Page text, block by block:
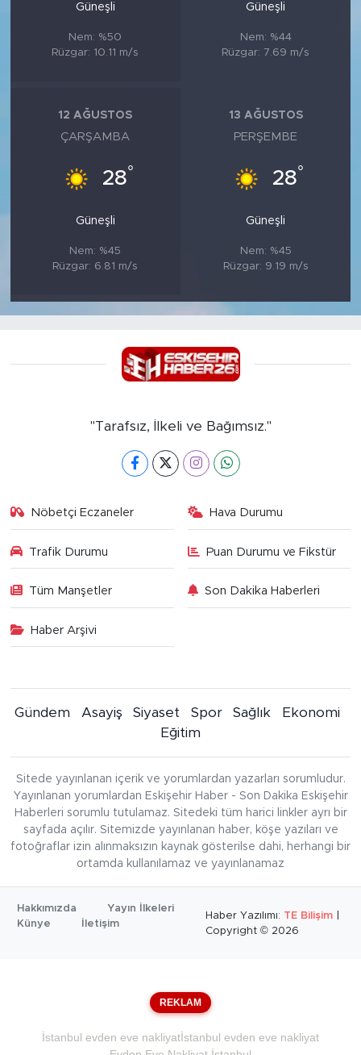
Güneşli
Nem: %50
Rüzgar: 10.11 m/s
Güneşli
Nem: %44
Rüzgar: 7.69 m/s
12 AĞUSTOS
ÇARŞAMBA
28°
Güneşli
Nem: %45
Rüzgar: 6.81 m/s
13 AĞUSTOS
PERŞEMBE
28°
Güneşli
Nem: %45
Rüzgar: 9.19 m/s
"Tarafsız, İlkeli ve Bağımsız."
Nöbetçi Eczaneler Hava Durumu
Trafik Durumu Puan Durumu ve Fikstür
Tüm Manşetler Son Dakika Haberleri
Haber Arşivi
Gündem Asayiş Siyaset Spor Sağlık
Ekonomi
Eğitim
Sitede yayınlanan içerik ve yorumlardan yazarları sorumludur.
Yayınlanan yorumlardan Eskişehir Haber - Son Dakika Eskişehir
Haberleri sorumlu tutulamaz. Sitedeki tüm harici linkler ayrı bir
sayfada açılır. Sitemizde yayınlanan haber, köşe yazıları ve
fotoğraflar izin alınmaksızın kaynak gösterilse dahi, herhangi bir
ortamda kullanılamaz ve yayınlanamaz
Hakkımızda
Yayın İlkeleri
Künye
İletişim
Haber Yazılımı: TE Bilişim
Copyright © 2026
REKLAM
İstanbul evden eve nakliyatİstanbul evden eve nakliyat